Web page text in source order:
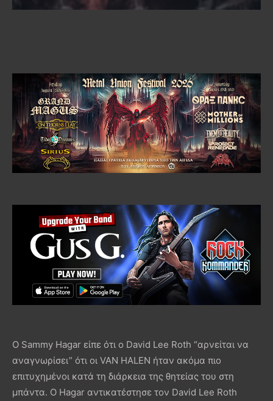
Ο Sammy Hagar είπε ότι ο David Lee Roth “αρνείται να
αναγνωρίσει” ότι οι VAN HALEN ήταν ακόμα πιο
επιτυχημένοι κατά τη διάρκεια της θητείας του στη
μπάντα. Ο Hagar αντικατέστησε τον David Lee Roth